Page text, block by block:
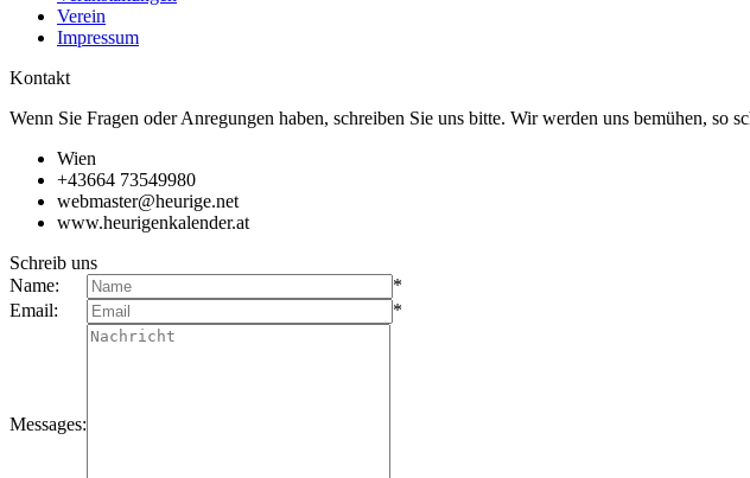
Verein
Impressum
Kontakt
Wenn Sie Fragen oder Anregungen haben, schreiben Sie uns bitte. Wir werden uns bemühen, so
Wien
+43664 73549980
webmaster@heurige.net
www.heurigenkalender.at
Schreib uns
Name:
*
Email:
*
Messages: